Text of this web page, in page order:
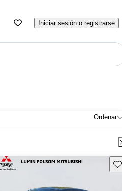
Iniciar sesión o registrarse
Ordenar